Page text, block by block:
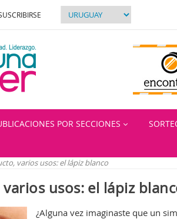
POR SECCIONES
varios usos: el lápiz blanco
usos: el lápiz
¿Alguna vez imaginaste que un